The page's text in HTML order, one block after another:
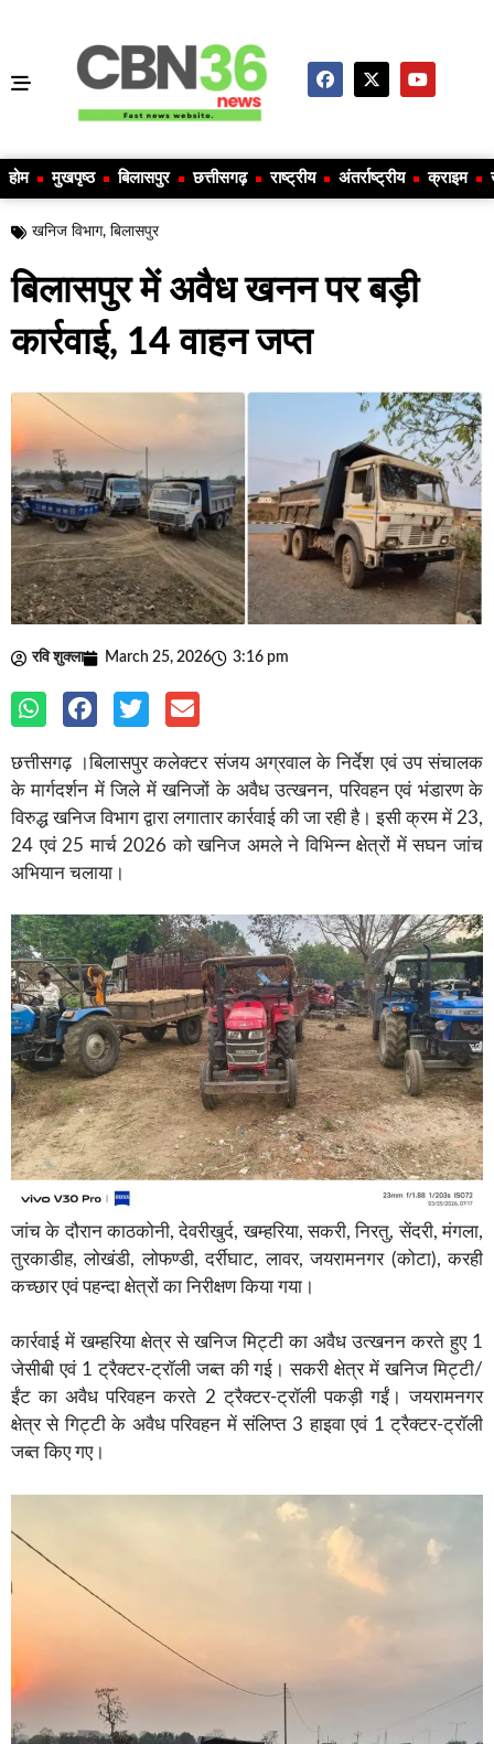
होम मुखपृष्ठ बिलासपुर छत्तीसगढ़ राष्ट्रीय अंतर्राष्ट्रीय क्राइम
खनिज विभाग, बिलासपुर
बिलासपुर में अवैध खनन पर बड़ी
कार्रवाई, 14 वाहन जप्त
रवि शुक्ला March 25, 2026 3:16 pm
छत्तीसगढ़ ।बिलासपुर कलेक्टर संजय अग्रवाल के निर्देश एवं उप संचालक
के मार्गदर्शन में जिले में खनिजों के अवैध उत्खनन, परिवहन एवं भंडारण के
विरुद्ध खनिज विभाग द्वारा लगातार कार्रवाई की जा रही है। इसी क्रम में 23,
24 एवं 25 मार्च 2026 को खनिज अमले ने विभिन्न क्षेत्रों में सघन जांच
अभियान चलाया।
जांच के दौरान काठकोनी, देवरीखुर्द, खम्हरिया, सकरी, निरतु, सेंदरी, मंगला,
तुरकाडीह, लोखंडी, लोफण्डी, दर्रीघाट, लावर, जयरामनगर (कोटा), करही
कच्छार एवं पहन्दा क्षेत्रों का निरीक्षण किया गया।
कार्रवाई में खम्हरिया क्षेत्र से खनिज मिट्टी का अवैध उत्खनन करते हुए 1
जेसीबी एवं 1 ट्रैक्टर-ट्रॉली जब्त की गई। सकरी क्षेत्र में खनिज मिट्टी/
ईंट का अवैध परिवहन करते 2 ट्रैक्टर-ट्रॉली पकड़ी गईं। जयरामनगर
क्षेत्र से गिट्टी के अवैध परिवहन में संलिप्त 3 हाइवा एवं 1 ट्रैक्टर-ट्रॉली
जब्त किए गए।